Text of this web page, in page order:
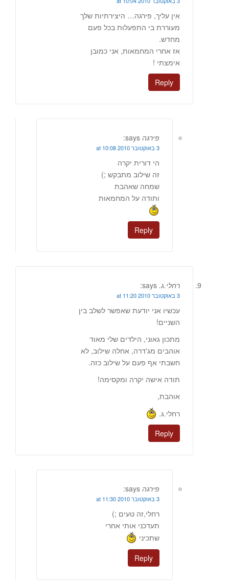
אין עליך, פירגה… היצירתיות שלך
מעוררת בי התפעלות בכל פעם
מחדש.
אז אחרי המחמאות, אני כמובן
אימצתי !
Reply
פירגה says:
3 באוקטובר 2010 at 10:08
הי דורית יקרה
זה שילוב מתבקש ;)
שמחה שאהבת
ותודה על המחמאות
Reply
רחלי.ג. says:
3 באוקטובר 2010 at 11:20
עכשיו אני יודעת שאפשר לשלב בין
השניים!
מתכון גאוני, הילדים שלי מאוד
אוהבים מג'דרה, אחלה שילוב, לא
חשבתי אף פעם על שילוב כזה.
תודה אישה יקרה ומקסימה!
אוהבת,
רחלי.ג.
Reply
פירגה says:
3 באוקטובר 2010 at 11:30
רחלי,זה טעים ;)
תעדכני אותי אחרי
שתכיני
Reply